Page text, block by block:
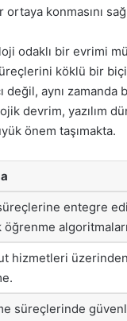
konmasını
odaklı bir evrimi
köklü bir
değil, aynı
devrim, yazılım
önem taşımakta.
süreçlerine entegre
hizmetleri üzerinden
süreçlerinde